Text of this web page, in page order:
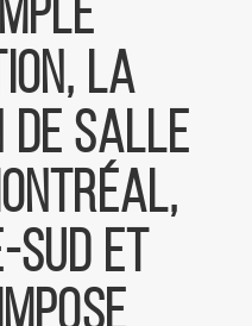
la
de salle
Sud et